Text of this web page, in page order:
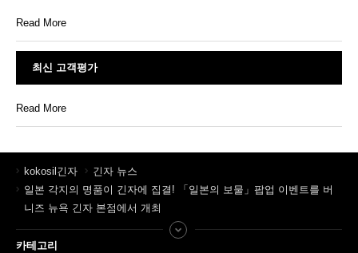
Read More
최신 고객평가
Read More
kokosil긴자
긴자 뉴스
일본 각지의 명품이 긴자에 집결! 「일본의 보물」팝업 이벤트를 버
니즈 뉴욕 긴자 본점에서 개최
카테고리